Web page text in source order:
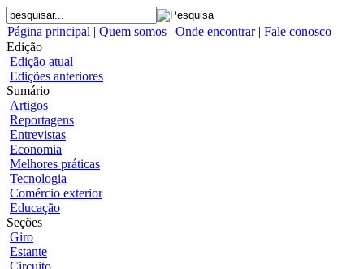
Página principal | Quem somos | Onde encontrar| Fale conosco
Edição
Edição atual
Edições anteriores
Sumário
Artigos
Reportagens
Entrevistas
Economia
Melhores práticas
Tecnologia
Comércio exterior
Educação
Seções
Giro
Estante
Circuito